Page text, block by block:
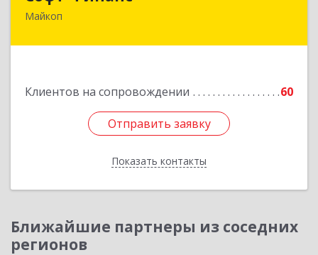
Майкоп
Клиентов на сопровождении 60
Отправить заявку
Показать контакты
385006, Адыгея Респ, Майкоп г, Калинина ул,
Отправить заявку
Назад
Ближайшие партнеры из соседних
регионов